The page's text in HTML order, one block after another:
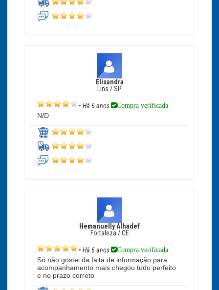
Elisandra
Lins / SP
• Há 6 anos Compra verificada
N/D
Hemanuelly Alhadef
Fortaleza / CE
• Há 6 anos Compra verificada
Só não gostei da falta de informação para
acompanhamento mais chegou tudo perfeito
e no prazo correto